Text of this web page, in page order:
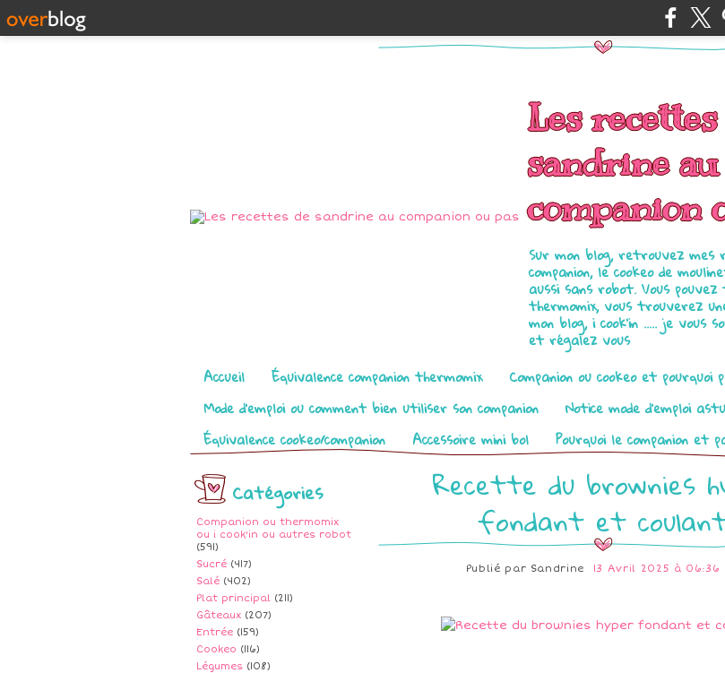
Les
sandrine au
companion
Sur mon blog, retrouvez
companion, le cookeo de
aussi sans robot. Vous
thermomix, vous trouverez
mon blog, i cook'in ..... je vous
et régalez vous
Pages
Accueil Équivalence companion thermomix
Companion ou cookeo et pourquoi
Mode d’emploi ou comment bien utiliser son companion
Notice mode d’emploi
Équivalence cookeo/companion
Accessoire mini bol Pourquoi le companion et
Catégories
Companion ou thermomix
ou i cook'in ou autres robot
(591)
Sucré (417)
Salé (402)
Plat principal (211)
Gâteaux (207)
Entrée (159)
Cookeo (116)
Légumes (108)
Recette du brownies
fondant et
Publié par Sandrine 13 Avril 2025 à 06:36